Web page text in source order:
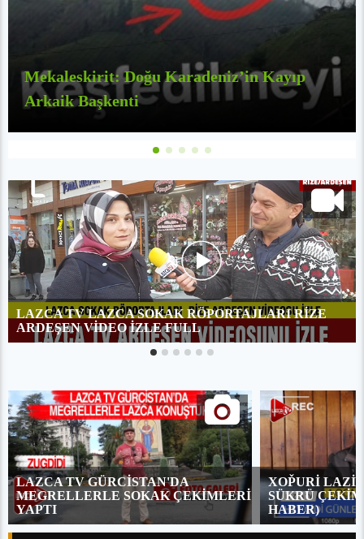
Mekaleskirit: Doğu Karadeniz’in Kayıp
Arkaik Başkenti
LAZCA TV LAZCA SOKAK RÖPORTAJLARI RİZE
ARDEŞEN VİDEO İZLE FULL
LAZCA TV GÜRCİSTAN'DA
MEGRELLERLE SOKAK ÇEKİMLERİ
YAPTI
XOP̌URİ LAZİ
SÜKRÜ
HABER)